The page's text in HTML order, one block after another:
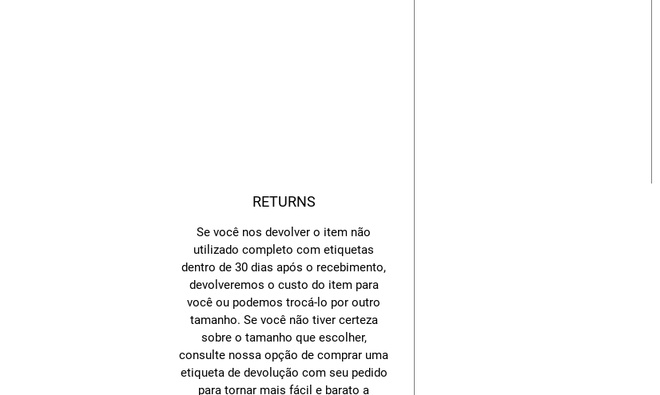
RETURNS
Se você nos devolver o item não
utilizado completo com etiquetas
dentro de 30 dias após o recebimento,
devolveremos o custo do item para
você ou podemos trocá-lo por outro
tamanho. Se você não tiver certeza
sobre o tamanho que escolher,
consulte nossa opção de comprar uma
etiqueta de devolução com seu pedido
para tornar mais fácil e barato a